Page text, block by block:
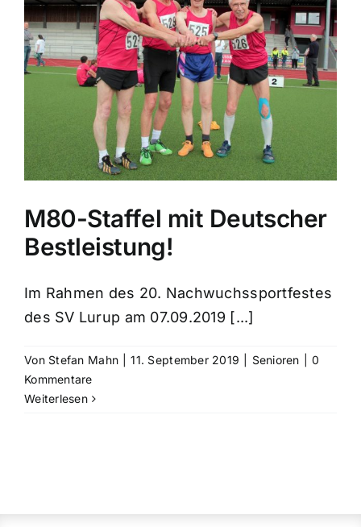
M80-Staffel mit Deutscher
Bestleistung!
Im Rahmen des 20. Nachwuchssportfestes
des SV Lurup am 07.09.2019 [...]
Von Stefan Mahn 11. September 2019 Senioren
0
Kommentare
Weiterlesen